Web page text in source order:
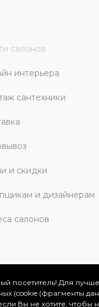
салонов
интерьера
сантехники
и скидки
и дизайнерам
салонов
в Москве и
посетитель! Для
(cookie (фрагменты
Вы не хотите,